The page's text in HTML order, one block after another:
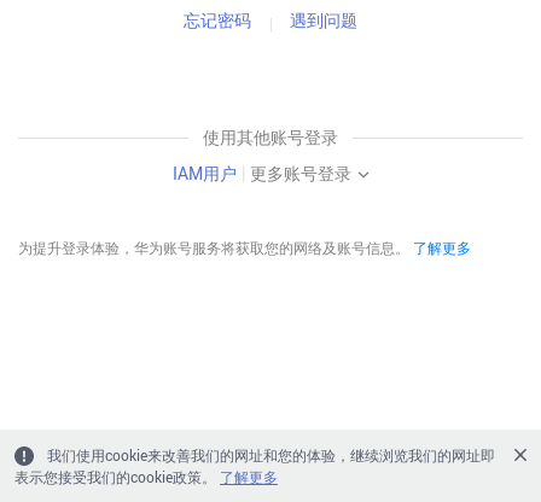
忘记密码 遇到问题
使用其他账号登录
IAM用户 | 更多账号登录
为提升登录体验，华为账号服务将获取您的网络及账号信息。 了解更多
我们使用cookie来改善我们的网址和您的体验，继续浏览我们的网址即
表示您接受我们的cookie政策。
了解更多